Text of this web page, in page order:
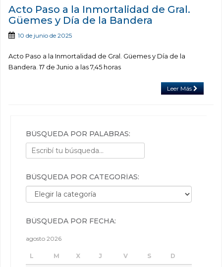
Acto Paso a la Inmortalidad de Gral.
Güemes y Día de la Bandera
10 de junio de 2025
Acto Paso a la Inmortalidad de Gral. Güemes y Día de la
Bandera. 17 de Junio a las 7,45 horas
Leer Más
BÚSQUEDA POR PALABRAS:
BÚSQUEDA POR CATEGORÍAS:
Búsqueda por categorías:
BÚSQUEDA POR FECHA:
agosto 2026
L M X J V S D